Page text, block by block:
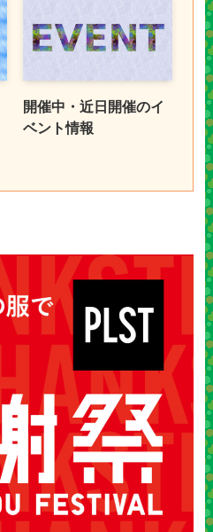
開催中・近日開催のイ
ベント情報